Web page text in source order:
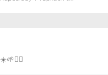
☀️🌱🏃‍♂️